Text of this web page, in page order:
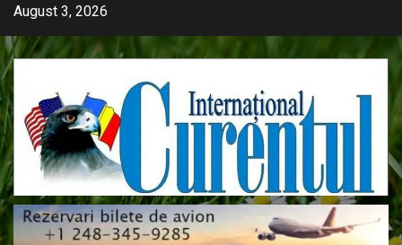
Skip
content
August 3, 2026